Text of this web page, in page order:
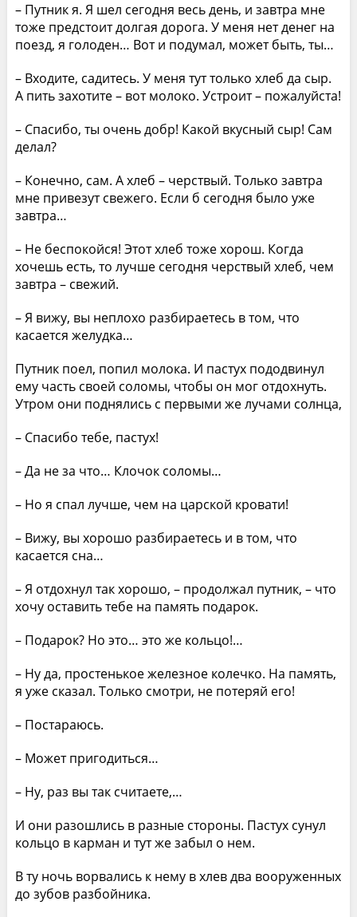
– Путник я. Я шел сегодня весь день, и завтра мне
тоже предстоит долгая дорога. У меня нет денег на
поезд, я голоден… Вот и подумал, может быть, ты…
– Входите, садитесь. У меня тут только хлеб да сыр.
А пить захотите – вот молоко. Устроит – пожалуйста!
– Спасибо, ты очень добр! Какой вкусный сыр! Сам
делал?
– Конечно, сам. А хлеб – черствый. Только завтра
мне привезут свежего. Если б сегодня было уже
завтра…
– Не беспокойся! Этот хлеб тоже хорош. Когда
хочешь есть, то лучше сегодня черствый хлеб, чем
завтра – свежий.
– Я вижу, вы неплохо разбираетесь в том, что
касается желудка…
Путник поел, попил молока. И пастух пододвинул
ему часть своей соломы, чтобы он мог отдохнуть.
Утром они поднялись с первыми же лучами солнца,
– Спасибо тебе, пастух!
– Да не за что… Клочок соломы…
– Но я спал лучше, чем на царской кровати!
– Вижу, вы хорошо разбираетесь и в том, что
касается сна…
– Я отдохнул так хорошо, – продолжал путник, – что
хочу оставить тебе на память подарок.
– Подарок? Но это… это же кольцо!…
– Ну да, простенькое железное колечко. На память,
я уже сказал. Только смотри, не потеряй его!
– Постараюсь.
– Может пригодиться…
– Ну, раз вы так считаете,…
И они разошлись в разные стороны. Пастух сунул
кольцо в карман и тут же забыл о нем.
В ту ночь ворвались к нему в хлев два вооруженных
до зубов разбойника.